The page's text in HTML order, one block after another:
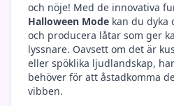
och nöje! Med de innovativa
Halloween Mode kan du
och producera låtar som ger
lyssnare. Oavsett om det är
eller spöklika ljudlandskap,
behöver för att åstadkomma
vibben.